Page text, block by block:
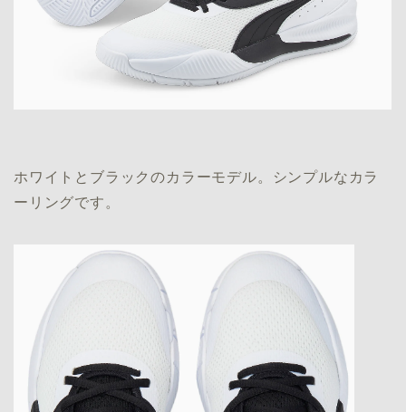
ホワイトとブラックのカラーモデル。シンプルなカラ
ーリングです。